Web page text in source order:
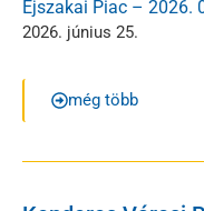
Éjszakai Piac – 2026.
2026. június 25.
még több